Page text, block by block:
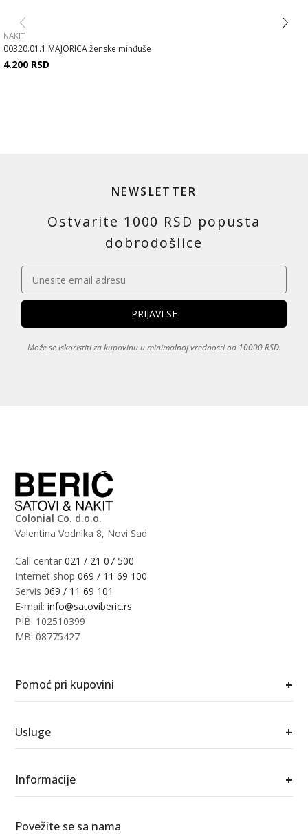
NAKIT
00320.01.1 MAJORICA ženske minđuše
4.200 RSD
NEWSLETTER
Ostvarite 1000 RSD popusta
dobrodošlice
Može se iskoristiti za kupovinu u minimalnoj vrednosti od 10000 RSD.
Colonial Co. d.o.o.
Valentina Vodnika 8, Novi Sad
Call centar021 / 21 07 500
Internet shop069 / 11 69 100
Servis069 / 11 69 101
E-mail:info@satoviberic.rs
PIB: 102510399
MB: 08775427
Pomoć pri kupovini +
Usluge +
Informacije +
Povežite se sa nama